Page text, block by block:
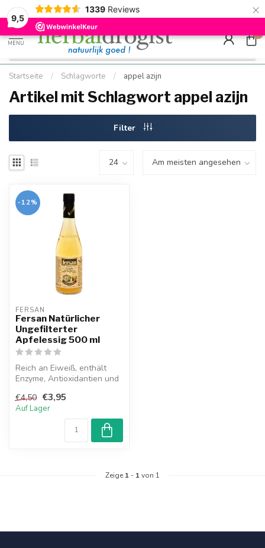
9,5
1339 Reviews ×
Kostenloser DE-Versand ab Mindestbestellwert |
Schnell geliefert
Minimum
Hızlı
MENU
0
Startseite / Schlagworte / appel azijn
Artikel mit Schlagwort appel azijn
Filter
-12%
FERSAN
Fersan Natürlicher
Ungefilterter
Apfelessig 500 ml
Reich an Eiweiß, enthält
Enzyme, Antioxidantien und
Apf...
€4,50 €3,95
Auf Lager
Zeige 1 - 1von 1